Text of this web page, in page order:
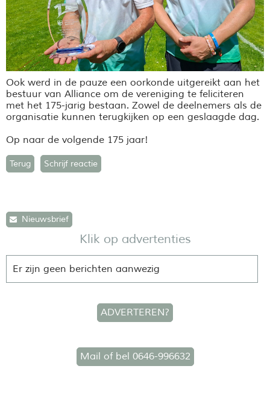
Ook werd in de pauze een oorkonde uitgereikt aan het
bestuur van Alliance om de vereniging te feliciteren
met het 175-jarig bestaan. Zowel de deelnemers als de
organisatie kunnen terugkijken op een geslaagde dag.
Op naar de volgende 175 jaar!
Terug Schrijf reactie
Nieuwsbrief
Klik op advertenties
Er zijn geen berichten aanwezig
ADVERTEREN?
Mail of bel 0646-996632